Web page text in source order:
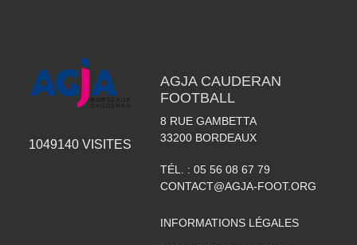
1049140VISITES
AGJA CAUDERAN
FOOTBALL
8 RUE GAMBETTA
33200 BORDEAUX
TÉL. : 05 56 08 67 79
CONTACT@AGJA-FOOT.ORG
INFORMATIONS LÉGALES